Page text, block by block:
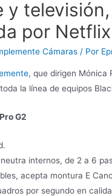
y televisión,
por Netflix
Cámaras / Por
, que dirigen Mónica
la línea de equipos
G2
internos, de 2 a 6
acepta montura E
por segundo en